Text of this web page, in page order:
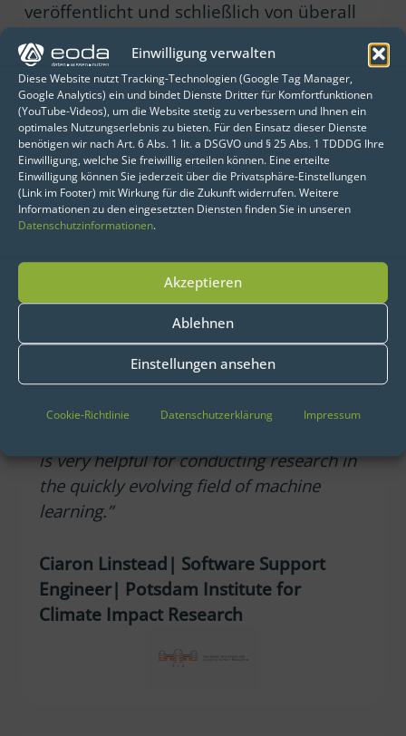
Einwilligung verwalten
Diese Website nutzt Tracking-Technologien (Google Tag Manager,
Google Analytics) ein und bindet Dienste Dritter für Komfortfunktionen
(YouTube-Videos), um die Website stetig zu verbessern und Ihnen ein
optimales Nutzungserlebnis zu bieten. Für den Einsatz dieser Dienste
benötigen wir nach Art. 6 Abs. 1 lit. a DSGVO und § 25 Abs. 1 TDDDG Ihre
Einwilligung, welche Sie freiwillig erteilen können. Eine erteilte
Einwilligung können Sie jederzeit über die Privatsphäre-Einstellungen
(Link im Footer) mit Wirkung für die Zukunft widerrufen. Weitere
Informationen zu den eingesetzten Diensten finden Sie in unseren
Datenschutzinformationen.
Akzeptieren
Ablehnen
Einstellungen ansehen
Cookie-Richtlinie Datenschutzerklärung Impressum
veröffentlicht und schließlich von überall
Implementierung von Anaconda Enterprise
ist on-premise verfügbar.
Mehr erfahren
“Anaconda allows us to use and share the
most efficient builds of important
numerical [computing] tools for high-
quality, reproducible climate science. At
Potsam Institute for Climate Impact
Research we use Anaconda to easily
switch between different versions of
libraries and can always be up to date
is very helpful for conducting research in
the quickly evolving field of machine
learning.”
Ciaron Linstead| Software Support
Engineer| Potsdam Institute for
Climate Impact Research